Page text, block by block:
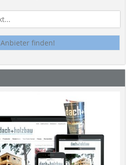
Anbieter finden!